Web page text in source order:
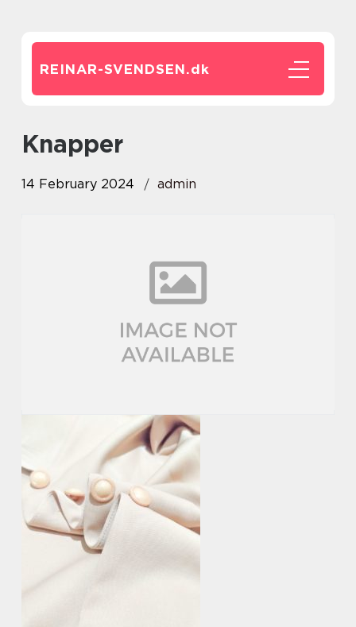
REINAR-SVENDSEN.dk
Knapper
14 February 2024 admin